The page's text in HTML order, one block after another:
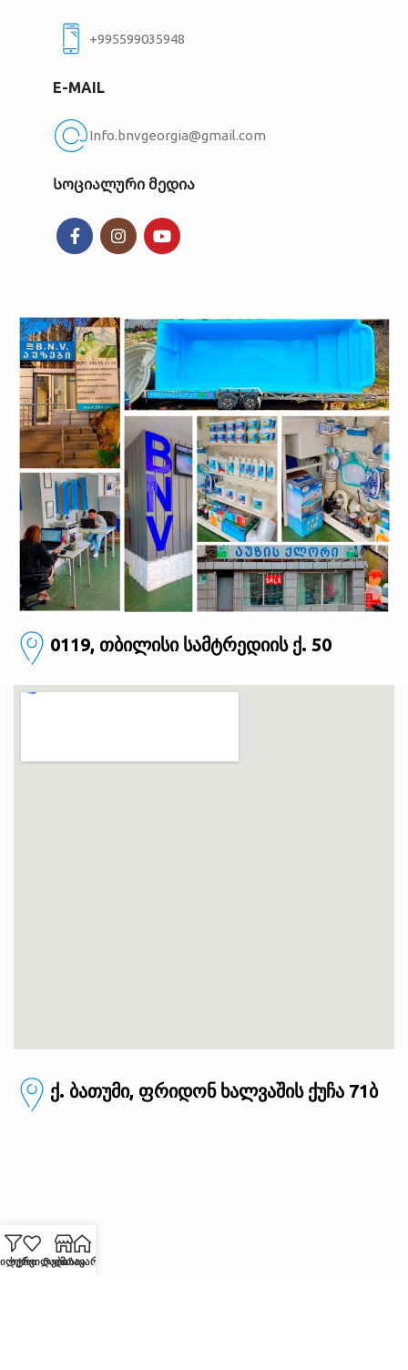
+995599035948
E-MAIL
Info.bnvgeorgia@gmail.com
Სოციალური მედია
0119, თბილისი სამტრედიის ქ. 50
ქ. ბათუმი, ფრიდონ ხალვაშის ქუჩა 71ბ
სურვილები
Მაღაზია
მთავარი